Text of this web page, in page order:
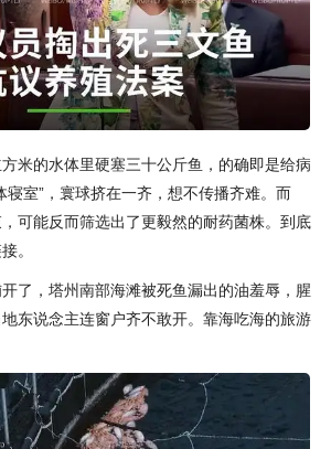
米的水体里硬塞三十公斤鱼，的确即是给病
寝室”，寰球挤在一齐，想不传播齐难。而
可能反而筛选出了更毅然的耐药菌株。到底
。
了，塔州南部海滩被死鱼漏出的油羞辱，腥
东说念主连窗户齐不敢开。靠海吃海的旅游